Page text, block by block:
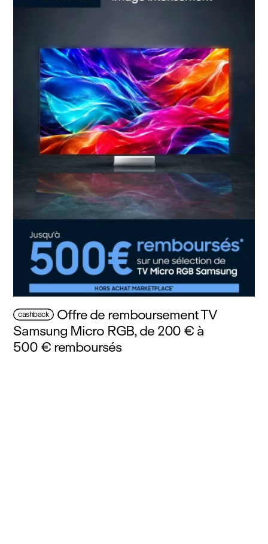
cashback Offre de remboursement TV
Samsung Micro RGB, de 200 € à
500 € remboursés